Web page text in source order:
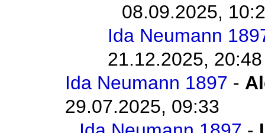
08.09.2025,
Ida Neumann
21.12.2025, 20:48
Ida Neumann 1897 -
29.07.2025, 09:33